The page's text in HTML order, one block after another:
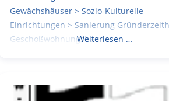
Gewächshäuser > Sozio-Kulturelle
Einrichtungen > Sanierung
GeschoßwohnungsbauWeiterlesen …